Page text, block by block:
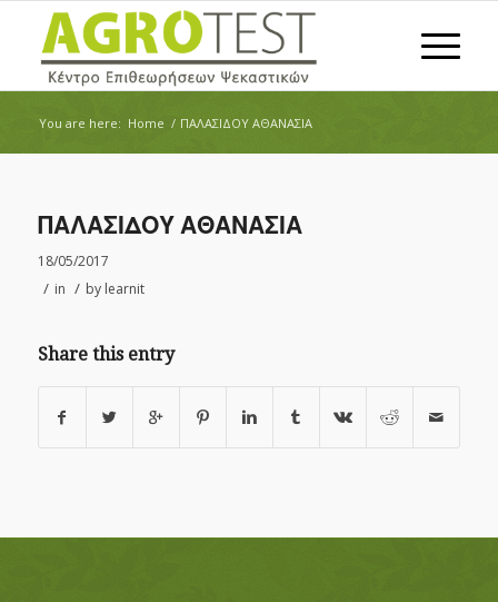
You are here: Home / ΠΑΛΑΣΙΔΟΥ ΑΘΑΝΑΣΙΑ
ΠΑΛΑΣΙΔΟΥ ΑΘΑΝΑΣΙΑ
18/05/2017
/ in / by learnit
Share this entry